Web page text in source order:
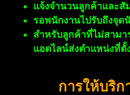
แจ้งจำนวนลูกค้าและสั
รอพนักงานไปรับถึงจุด
สำหรับลูกค้าที่ไม่สามา
แอดไลน์ส่งตำแหน่งที่ตั้
การให้บริก